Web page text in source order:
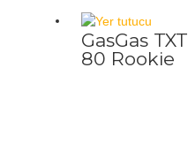
GasGas TXT
80 Rookie